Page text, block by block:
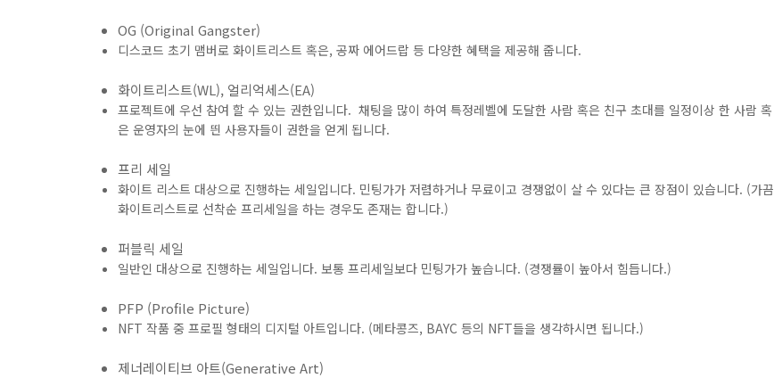
OG (Original Gangster)
디스코드 초기 맴버로 화이트리스트 혹은, 공짜 에어드랍 등 다양한 혜택을 제공해 줍니다.
화이트리스트(WL), 얼리억세스(EA)
프로젝트에 우선 참여 할 수 있는 권한입니다. 채팅을 많이 하여 특정레벨에 도달한 사람 혹은 친구 초대를 일정이상 한 사람 혹
은 운영자의 눈에 띈 사용자들이 권한을 얻게 됩니다.
프리 세일
화이트 리스트 대상으로 진행하는 세일입니다. 민팅가가 저렴하거나 무료이고 경쟁없이 살 수 있다는 큰 장점이 있습니다. (가끔
화이트리스트로 선착순 프리세일을 하는 경우도 존재는 합니다.)
퍼블릭 세일
일반인 대상으로 진행하는 세일입니다. 보통 프리세일보다 민팅가가 높습니다. (경쟁률이 높아서 힘듭니다.)
PFP (Profile Picture)
NFT 작품 중 프로필 형태의 디지털 아트입니다. (메타콩즈, BAYC 등의 NFT들을 생각하시면 됩니다.)
제너레이티브 아트(Generative Art)